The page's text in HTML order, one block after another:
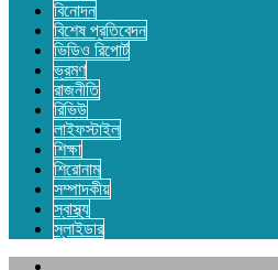
বিনোদন
বিশেষ প্রতিবেদন
ভিডিও রিপোর্ট
ভ্রমণ
রাজনীতি
রিভিউ
লাইফস্টাইল
শিক্ষা
শিরোনাম
সম্পাদকীয়
স্বাস্থ্য
স্লাইডার